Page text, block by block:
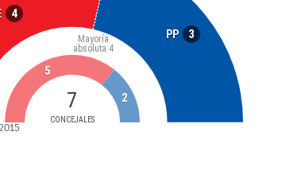
4
PP 3
7
CONCEJALES
Mayoría
absoluta 4
5
2